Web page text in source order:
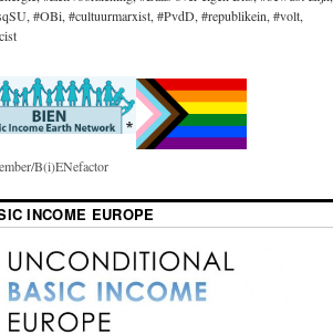
#OBi, #cultuurmarxist, #PvdD, #republikein, #volt,
B(i)ENefactor
INCOME EUROPE